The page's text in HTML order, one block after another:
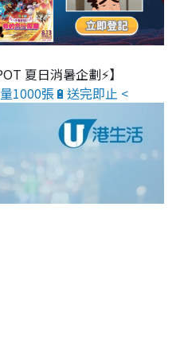
夏日消暑企劃⚡】
1000張🔋送完即止 <